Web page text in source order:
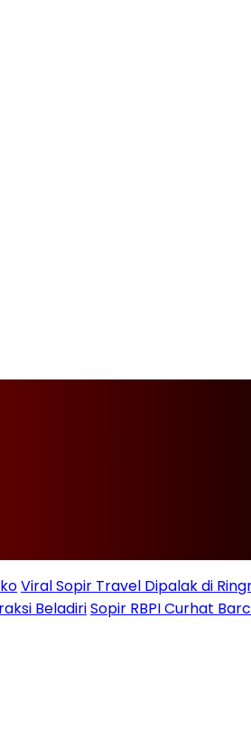
Viral Sopir Travel Dipalak di
BeladiriSopir RBPI Curhat